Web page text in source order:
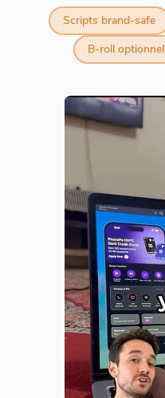
Scripts brand-safe
B-roll optionnel